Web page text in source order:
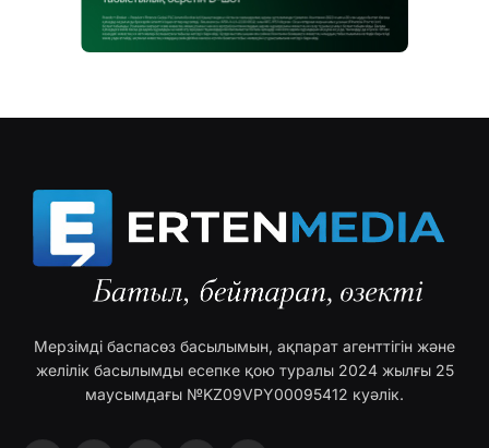
Мерзімді баспасөз басылымын, ақпарат агенттігін және
желілік басылымды есепке қою туралы 2024 жылғы 25
маусымдағы №KZ09VPY00095412 куәлік.